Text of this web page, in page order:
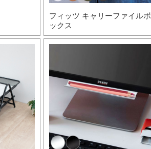
フィッツ キャリーファイルボ
ックス